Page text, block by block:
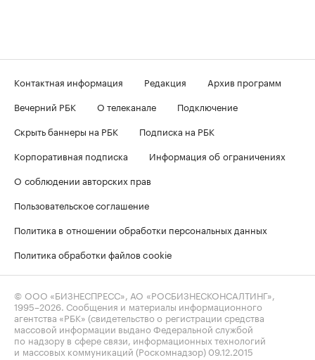
Контактная информация Редакция
Архив программ
Вечерний РБК
О телеканале
Подключение
Скрыть баннеры на РБК
Подписка на РБК
Корпоративная подписка
Информация об ограничениях
О соблюдении авторских прав
Пользовательское соглашение
Политика в отношении обработки персональных данных
Политика обработки файлов cookie
© ООО «БИЗНЕСПРЕСС», АО «РОСБИЗНЕСКОНСАЛТИНГ»,
1995–2026 . Сообщения и материалы информационного
агентства «РБК» (свидетельство о регистрации средства
массовой информации выдано Федеральной службой
по надзору в сфере связи, информационных технологий
и массовых коммуникаций (Роскомнадзор) 09.12.2015